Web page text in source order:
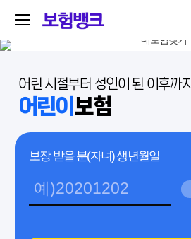
어린 시절부터 성인이 된 이후까지
어린이 보험
보장 받을 분(자녀) 생년월일